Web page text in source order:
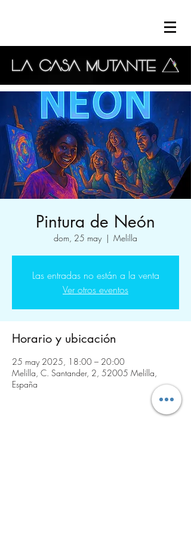
Pintura de Neón
dom, 25 may
  |
Melilla
Las entradas no están a la venta
Ver otros eventos
Horario y ubicación
25 may 2025, 18:00 – 20:00
Melilla, C. Santander, 2, 52005 Melilla,
España